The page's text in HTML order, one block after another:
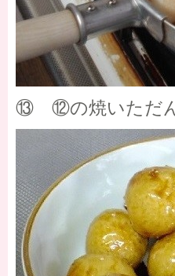
⑬ ⑫の焼いただん